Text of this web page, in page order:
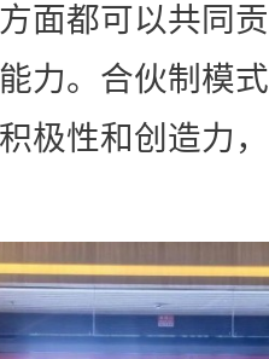
面都可以共同
力。合伙制模
极性和创造力